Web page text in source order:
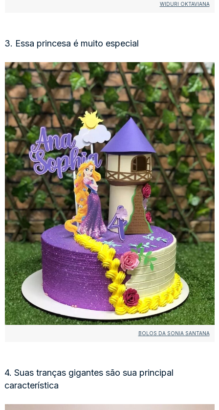
WIDURI OKTAVIANA
3. Essa princesa é muito especial
BOLOS DA SONIA SANTANA
4. Suas tranças gigantes são sua principal
característica